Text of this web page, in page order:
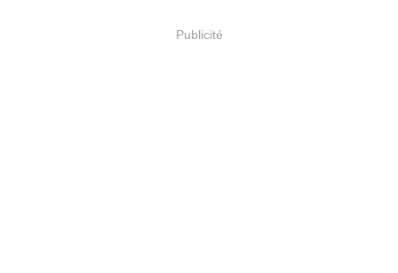
Publicité